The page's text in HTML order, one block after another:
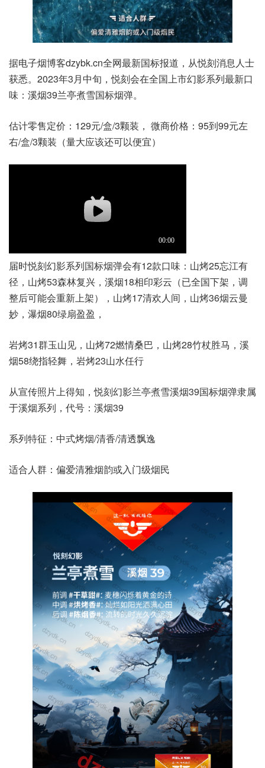
据电子烟博客dzybk.cn全网最新国标报道，从悦刻消息人士
获悉。2023年3月中旬，悦刻会在全国上市幻影系列最新口
味：溪烟39兰亭煮雪国标烟弹。
估计零售定价：129元/盒/3颗装， 微商价格：95到99元左
右/盒/3颗装（量大应该还可以便宜）
届时悦刻幻影系列国标烟弹会有12款口味：山烤25忘江有
径，山烤53森林复兴，溪烟18相印彩云（已全国下架，调
整后可能会重新上架），山烤17清欢人间，山烤36烟云曼
妙，瀑烟80绿扇盈盈，
岩烤31群玉山见，山烤72燃情桑巴，山烤28竹杖胜马，溪
烟58绕指轻舞，岩烤23山水任行
从宣传照片上得知，悦刻幻影兰亭煮雪溪烟39国标烟弹隶属
于溪烟系列，代号：溪烟39
系列特征：中式烤烟/清香/清透飘逸
适合人群：偏爱清雅烟韵或入门级烟民